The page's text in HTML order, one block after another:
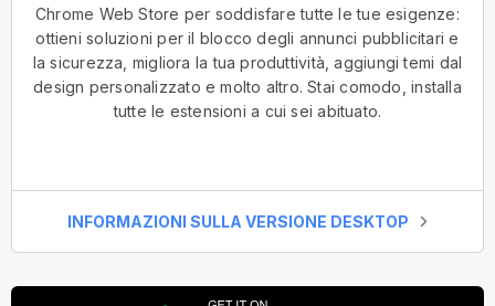
Chrome Web Store per soddisfare tutte le tue esigenze:
ottieni soluzioni per il blocco degli annunci pubblicitari e
la sicurezza, migliora la tua produttività, aggiungi temi dal
design personalizzato e molto altro. Stai comodo, installa
tutte le estensioni a cui sei abituato.
INFORMAZIONI SULLA VERSIONE DESKTOP